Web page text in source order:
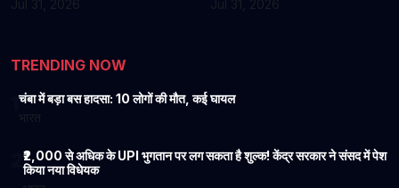
TRENDING NOW
1चंबा में बड़ा बस हादसा: 10 लोगों की मौत, कई घायल
₹2,000 से अधिक के UPI भुगतान पर लग सकता है शुल्क! केंद्र सरकार ने संसद में पेश
किया नया विधेयक